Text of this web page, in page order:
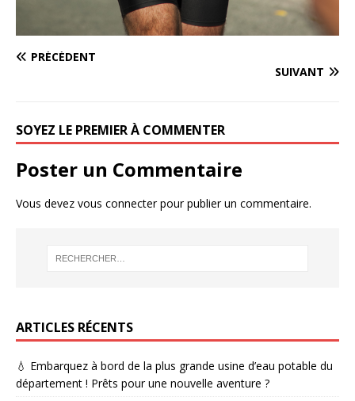
PRÉCÉDENT
SUIVANT
SOYEZ LE PREMIER À COMMENTER
Poster un Commentaire
Vous devez vous connecterpour publier un commentaire.
ARTICLES RÉCENTS
💧 Embarquez à bord de la plus grande usine d’eau potable du
département ! Prêts pour une nouvelle aventure ?